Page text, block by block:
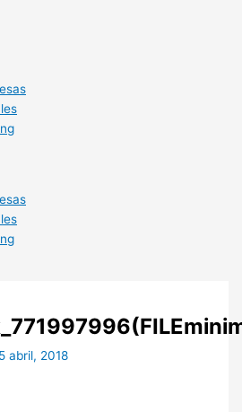
abril, 2018